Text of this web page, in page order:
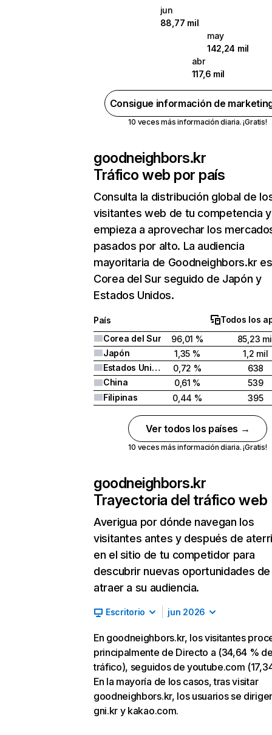
jun
88,77 mil
may
142,24 mil
abr
117,6 mil
Consigue información de
10 veces más información diaria. ¡Gratis!
goodneighbors.kr
Tráfico web por país
Consulta la distribución global de
visitantes web de tu competencia y
empieza a aprovechar los
pasados por alto. La audiencia
mayoritaria de Goodneighbors.kr
Corea del Sur seguido de Japón y
Estados Unidos.
País
Todos los
Corea del Sur
96,01 %
85,23
Japón
1,35 %
1,2 mil
Estados Unidos
0,72 %
638
China
0,61 %
539
Filipinas
0,44 % 395
Ver todos los países →
10 veces más información diaria. ¡Gratis!
goodneighbors.kr
Trayectoria del tráfico web
Averigua por dónde navegan los
visitantes antes y después de
en el sitio de tu competidor para
descubrir nuevas oportunidades de
atraer a su audiencia.
Escritorio jun 2026
En goodneighbors.kr, los visitantes
principalmente de Directo a (34,64 %
tráfico), seguidos de youtube.com
En la mayoría de los casos, tras visitar
goodneighbors.kr, los usuarios se
gni.kr y kakao.com.